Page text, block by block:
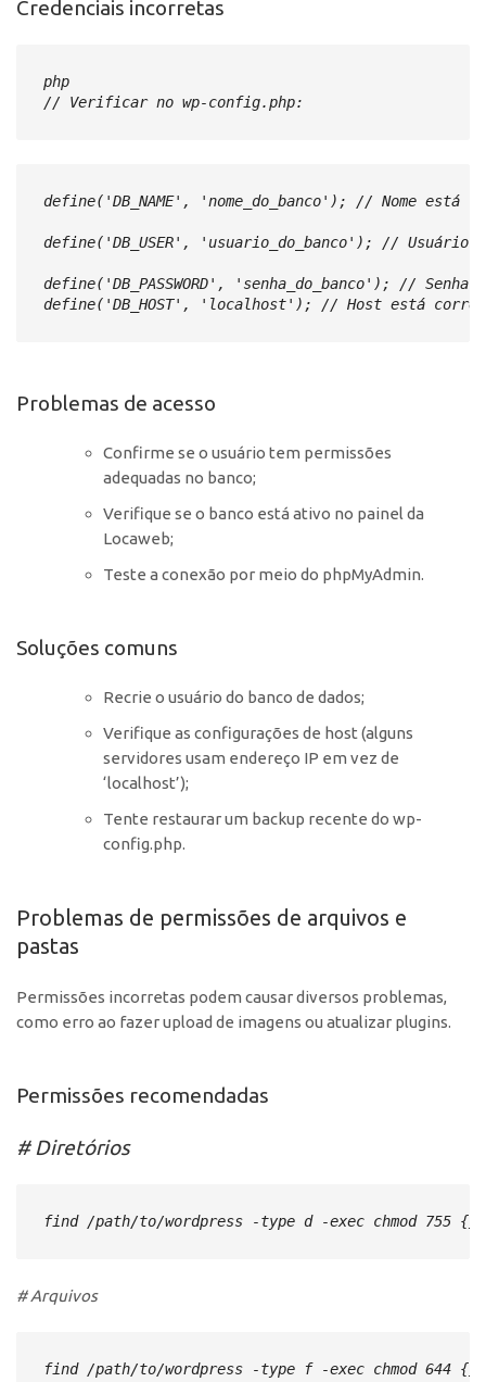
Credenciais incorretas
php
// Verificar no wp-config.php:
define('DB_NAME', 'nome_do_banco'); // Nome está
define('DB_USER', 'usuario_do_banco'); // Usuário
define('DB_PASSWORD', 'senha_do_banco'); // Senha
define('DB_HOST', 'localhost'); // Host está
Problemas de acesso
Confirme se o usuário tem permissões
adequadas no banco;
Verifique se o banco está ativo no painel da
Locaweb;
Teste a conexão por meio do phpMyAdmin.
Soluções comuns
Recrie o usuário do banco de dados;
Verifique as configurações de host (alguns
servidores usam endereço IP em vez de
‘localhost’);
Tente restaurar um backup recente do wp-
config.php.
Problemas de permissões de arquivos e
pastas
Permissões incorretas podem causar diversos problemas,
como erro ao fazer upload de imagens ou atualizar plugins.
Permissões recomendadas
# Diretórios
find /path/to/wordpress -type d -exec chmod 755
# Arquivos
find /path/to/wordpress -type f -exec chmod 644